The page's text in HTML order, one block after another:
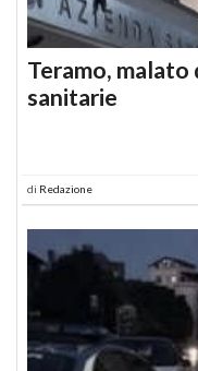
Teramo, malato
sanitarie
di Redazione